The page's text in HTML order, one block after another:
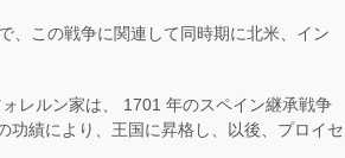
、この戦争に関連して同時期に北米、イン
レルン家は、 1701 年のスペイン継承戦争
功績により、王国に昇格し、以後、プロイセ